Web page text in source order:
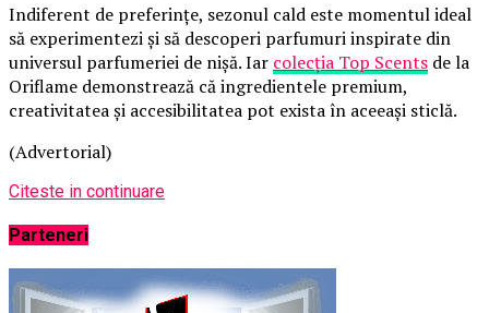
Indiferent de preferințe, sezonul cald este momentul ideal
să experimentezi și să descoperi parfumuri inspirate din
universul parfumeriei de nișă. Iar colecția Top Scents de la
Oriflame demonstrează că ingredientele premium,
creativitatea și accesibilitatea pot exista în aceeași sticlă.
(Advertorial)
Citeste in continuare
Parteneri